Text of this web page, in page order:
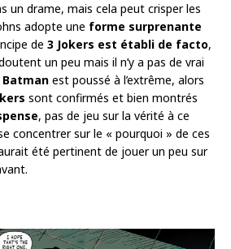
un drame, mais cela peut crisper les
adopte une forme surprenante
de 3 Jokers est établi de facto,
un peu mais il n’y a pas de vrai
Batman est poussé à l’extrême, alors
sont confirmés et bien montrés
, pas de jeu sur la vérité à ce
concentrer sur le « pourquoi » de ces
été pertinent de jouer un peu sur